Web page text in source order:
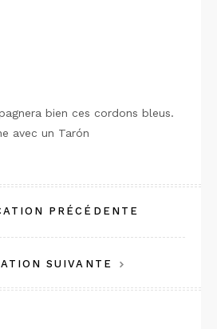
bien ces cordons bleus.
avec un Tarón
PRÉCÉDENTE
SUIVANTE